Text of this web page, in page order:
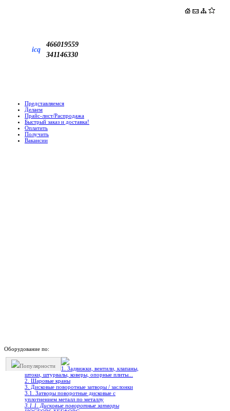
icq
466019559
341146330
Представляемся
Делаем
Прайс-лист/Распродажа
Быстрый заказ и доставка!
Оплатить
Получить
Вакансии
Оборудование по:
Популярности
1. Задвижки, вентили, клапаны,
штоки, штурвалы, коверы, опорные плиты...
2. Шаровые краны
3. Дисковые поворотные затворы / заслонки
3.1. Затворы поворотные дисковые с
уплотнением металл по металлу
3.1.1. Дисковые поворотные затворы